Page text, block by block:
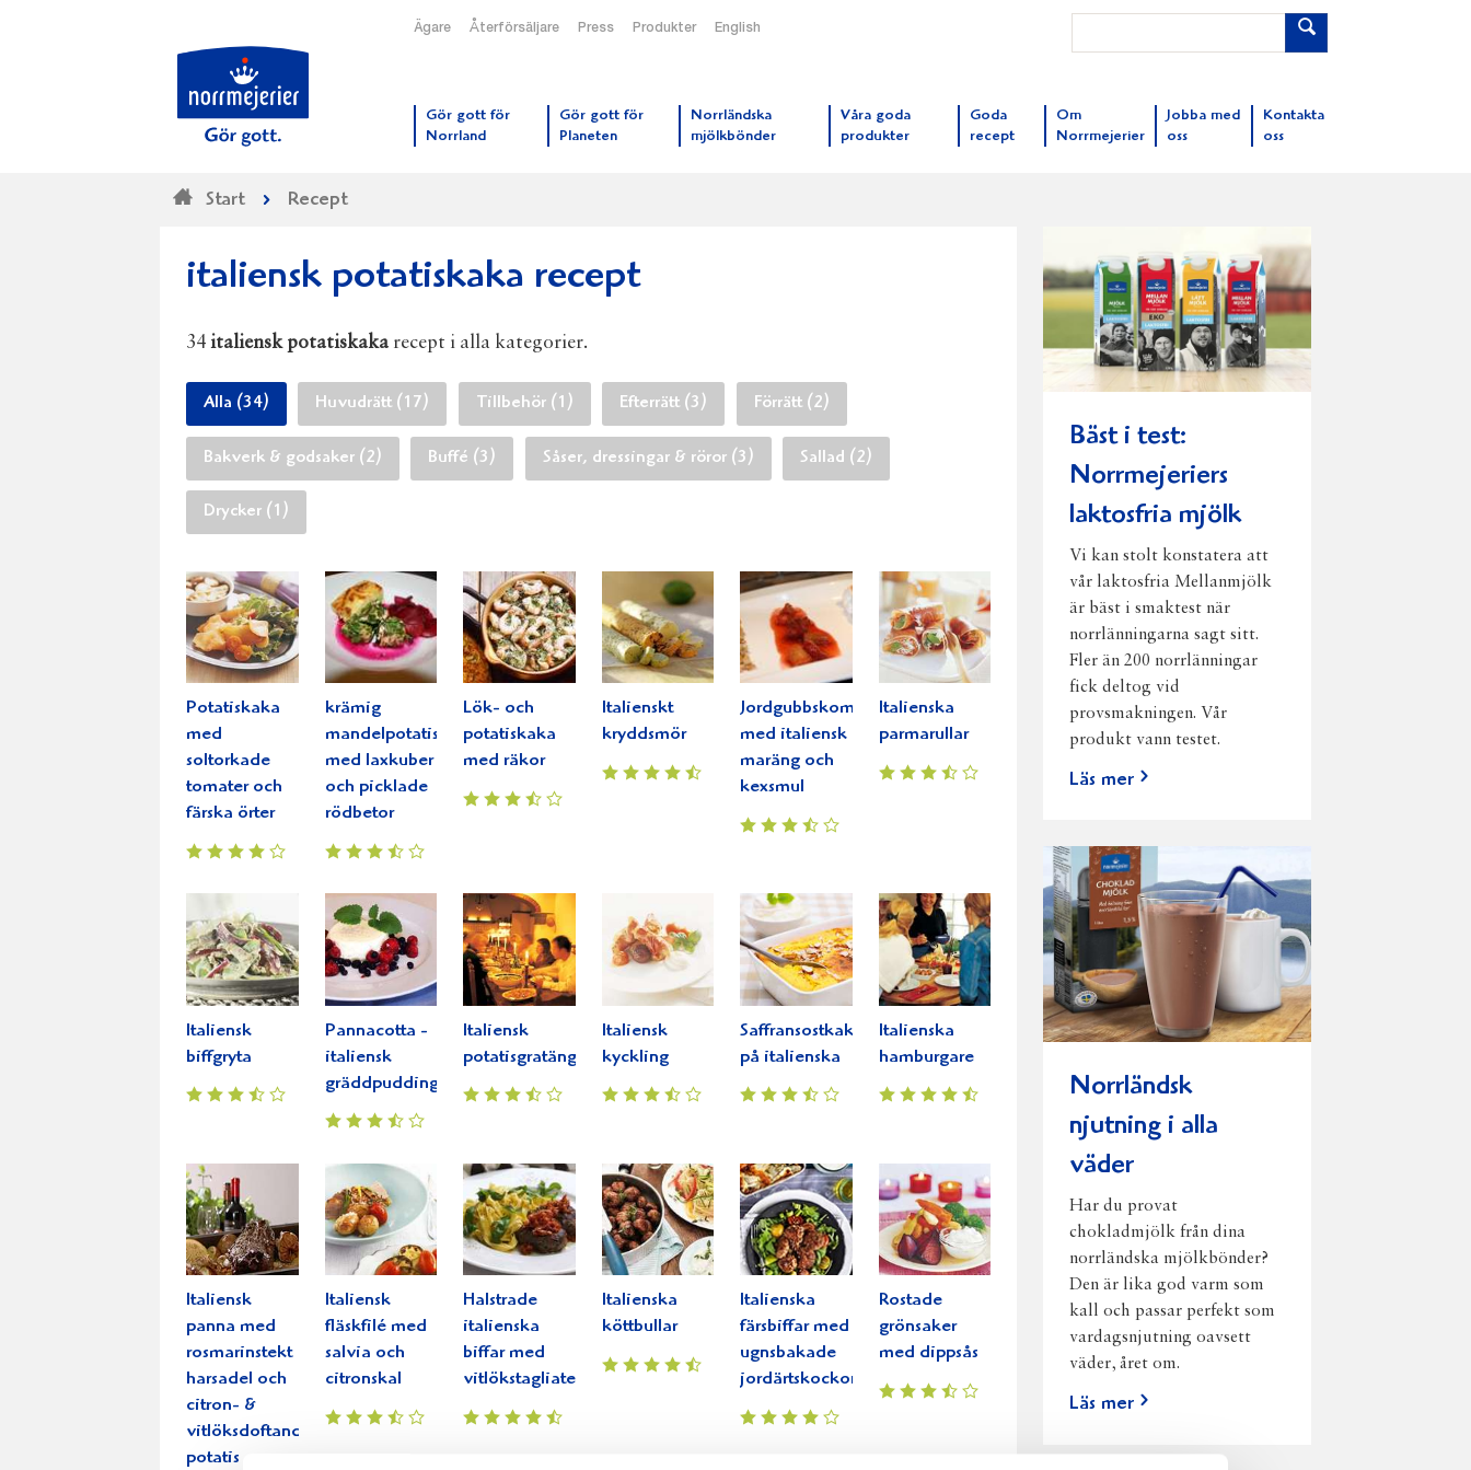
Ägare Återförsäljare Press Produkter English
Gör gott för
Norrland
Gör gott för
Planeten
Norrländska
mjölkbönder
Våra goda
produkter
Goda
recept
Om
Norrmejerier
Jobba med
oss
Kontakta
oss
Start Recept
italiensk potatiskaka recept
34 italiensk potatiskaka recept i alla kategorier.
Alla (34) Huvudrätt (17) Tillbehör (1) Efterrätt (3) Förrätt (2)
Bakverk & godsaker (2) Buffé (3) Såser, dressingar & röror (3) Sallad (2)
Drycker (1)
Potatiskaka
med
soltorkade
tomater och
färska örter
krämig
mandelpotatiskaka
med laxkuber
och picklade
rödbetor
Lök- och
potatiskaka
med räkor
Italienskt
kryddsmör
Jordgubbskompott
med italiensk
maräng och
kexsmul
Italienska
parmarullar
Italiensk
biffgryta
Pannacotta -
italiensk
gräddpudding
Italiensk
potatisgratäng
Italiensk
kyckling
Saffransostkaka
på italienska
Italienska
hamburgare
Italiensk
panna med
rosmarinstekt
harsadel och
citron- &
vitlöksdoftande
potatis
Italiensk
fläskfilé med
salvia och
citronskal
Halstrade
italienska
biffar med
vitlökstagliatelle
Italienska
köttbullar
Italienska
färsbiffar med
ugnsbakade
jordärtskockor
Rostade
grönsaker
med dippsås
Bäst i test:
Norrmejeriers
laktosfria mjölk
Vi kan stolt konstatera att
vår laktosfria Mellanmjölk
är bäst i smaktest när
norrlänningarna sagt sitt.
Fler än 200 norrlänningar
fick deltog vid
provsmakningen. Vår
produkt vann testet.
Läs mer
Norrländsk
njutning i alla
väder
Har du provat
chokladmjölk från dina
norrländska mjölkbönder?
Den är lika god varm som
kall och passar perfekt som
vardagsnjutning oavsett
väder, året om.
Läs mer